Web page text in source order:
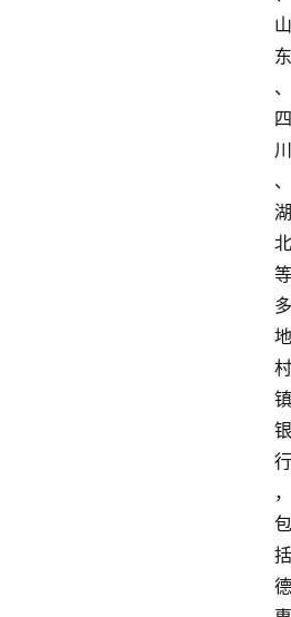
山
东
、
四
川
、
湖
北
等
多
地
村
镇
银
行
，
包
括
德